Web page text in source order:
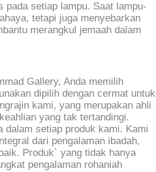
pada setiap lampu. Saat lampu-
tetapi juga menyebarkan
merangkul jemaah dalam
Gallery, Anda memilih
dipilih dengan cermat untuk
kami, yang merupakan ahli
yang tak tertandingi.
dalam setiap produk kami. Kami
dari pengalaman ibadah,
Produk` yang tidak hanya
pengalaman rohaniah